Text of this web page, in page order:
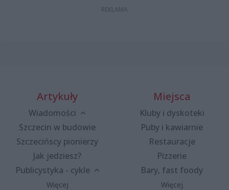
Artykuły
Wiadomości
Szczecin w budowie
Szczecińscy pionierzy
Jak jedziesz?
Publicystyka - cykle
Więcej
Miejsca
Kluby i dyskoteki
Puby i kawiarnie
Restauracje
Pizzerie
Bary, fast foody
Więcej